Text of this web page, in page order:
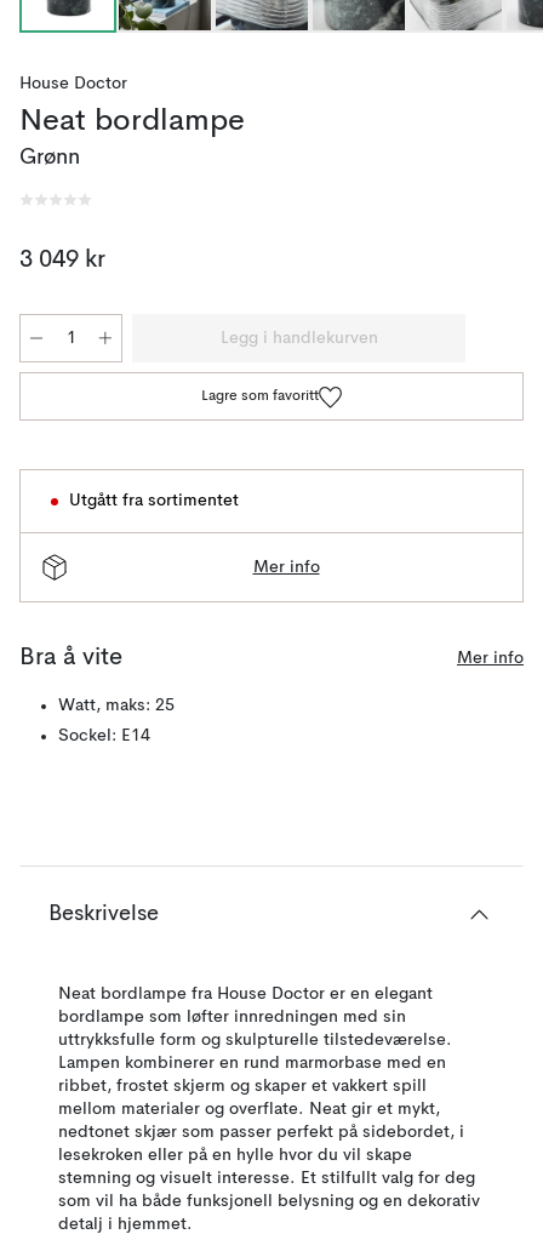
House Doctor
Neat bordlampe
Grønn
3 049 kr
Legg i handlekurven
Lagre som favoritt
Utgått fra sortimentet
Mer info
Bra å vite Mer info
Watt, maks: 25
Sockel: E14
Beskrivelse
Neat bordlampe fra House Doctor er en elegant
bordlampe som løfter innredningen med sin
uttrykksfulle form og skulpturelle tilstedeværelse.
Lampen kombinerer en rund marmorbase med en
ribbet, frostet skjerm og skaper et vakkert spill
mellom materialer og overflate. Neat gir et mykt,
nedtonet skjær som passer perfekt på sidebordet, i
lesekroken eller på en hylle hvor du vil skape
stemning og visuelt interesse. Et stilfullt valg for deg
som vil ha både funksjonell belysning og en dekorativ
detalj i hjemmet.